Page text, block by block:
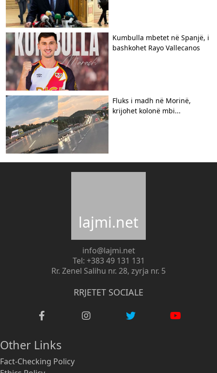
Kumbulla mbetet në Spanjë, i
bashkohet Rayo Vallecanos
Fluks i madh në Morinë,
krijohet kolonë mbi...
lajmi.net
info@lajmi.net
Tel: +383 49 131 131
Rr. Zenel Salihu nr. 28, zyrja nr. 5
RRJETET SOCIALE
Other Links
Fact-Checking Policy